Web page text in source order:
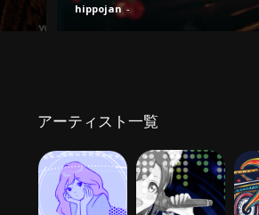
hippojan -
アーティスト一覧